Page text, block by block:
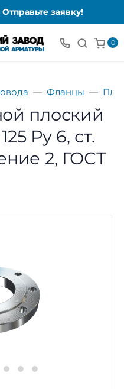
заявку!
0
Фланцы
плоский
Ру 6, ст.
2, ГОСТ